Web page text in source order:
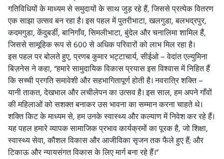
गतिविधियों के माध्यम से समुदायों के साथ जुड़ रहे हैं, जिससे प्रत्येक वितरण
एक साझा उत्सव बन रहा है। इस पहल में पुतरीभाटा, खलगुडा, बलभद्रपुर,
कदमगुडा, केंदुबर्डी, बानिगाँव, सिमलीभाटा, बुंदेल और चनालिमा शामिल हैं,
जिससे सामूहिक रूप से 600 से अधिक परिवारों को लाभ मिल रहा है।
इस पहल पर बोलते हुए, प्रणब कुमार भट्टाचार्य, सीईओ – वेदांत एल्युमिना
बिज़नेस ने कहा, “हमारे सामुदायिक विकास प्रयास इस विश्वास में निहित हैं
कि सच्ची प्रगति समावेशी और सहभागितापूर्ण होती है। नवरात्रि शक्ति –
यानी ताकत, देखभाल और लचीलेपन का उत्सव है। इस साल, हम अपने गाँवों
की महिलाओं को सशक्त बनाकर उस भावना का सम्मान करना चाहते थे।
शक्ति किट के माध्यम से, हम उनके स्वास्थ्य और कल्याण में निवेश कर रहे हैं।
यह पहल हमारे व्यापक सामाजिक प्रभाव कार्यक्रमों का पूरक है, जो शिक्षा,
स्वास्थ्य सेवा, कौशल विकास और आजीविका सृजन तक फैले हुए हैं; और
टिकाऊ और न्यायसंगत विकास के लिए मार्ग बना रहे हैं।”